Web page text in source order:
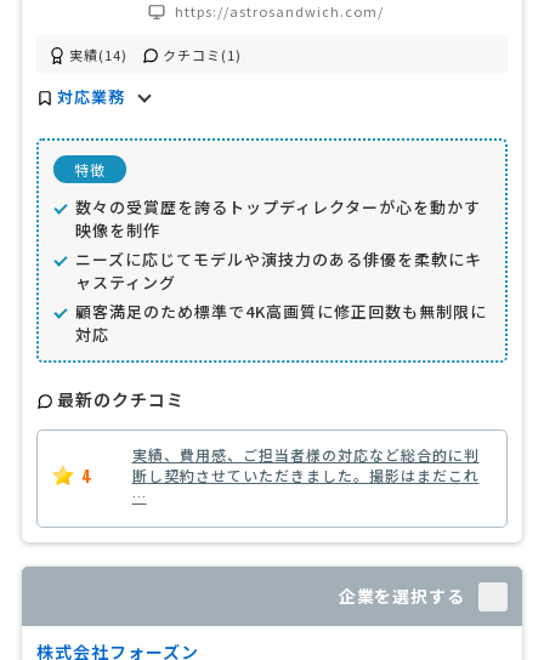
https://astrosandwich.com/
実績(14) クチコミ(1)
対応業務
特徴
数々の受賞歴を誇るトップディレクターが心を動かす
映像を制作
ニーズに応じてモデルや演技力のある俳優を柔軟にキ
ャスティング
顧客満足のため標準で4K高画質に修正回数も無制限に
対応
最新のクチコミ
4
実績、費用感、ご担当者様の対応など総合的に判
断し契約させていただきました。撮影はまだこれ
…
企業を選択する
株式会社フォーズン